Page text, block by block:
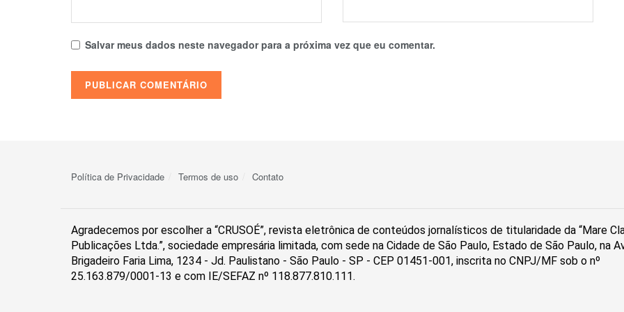
Salvar meus dados neste navegador para a próxima vez que eu comentar.
Política de Privacidade Termos de uso Contato
Agradecemos por escolher a “CRUSOÉ”, revista eletrônica de conteúdos jornalísticos de titularidade da “Mare
Publicações Ltda.”, sociedade empresária limitada, com sede na Cidade de São Paulo, Estado de São Paulo, na
Brigadeiro Faria Lima, 1234 - Jd. Paulistano - São Paulo - SP - CEP 01451-001, inscrita no CNPJ/MF sob o nº
25.163.879/0001-13 e com IE/SEFAZ nº 118.877.810.111.